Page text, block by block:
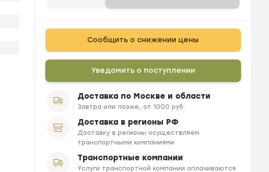
Сообщить о снижении цены
Уведомить о поступлении
Доставка по Москве и области
Завтра или позже, от 1000 руб.
Доставка в регионы РФ
Доставку в регионы осуществляем
транспортными компаниями
Транспортные компании
Услуги транспортной компании оплачиваются